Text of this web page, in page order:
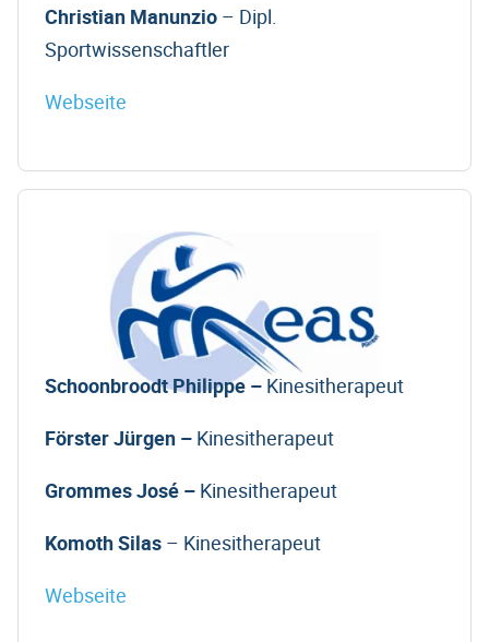
Christian Manunzio – Dipl.
Sportwissenschaftler
Webseite
Schoonbroodt Philippe – Kinesitherapeut
Förster Jürgen – Kinesitherapeut
Grommes José – Kinesitherapeut
Komoth Silas – Kinesitherapeut
Webseite